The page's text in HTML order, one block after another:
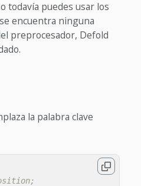
todavía puedes usar los
encuentra ninguna
preprocesador, Defold
la palabra clave